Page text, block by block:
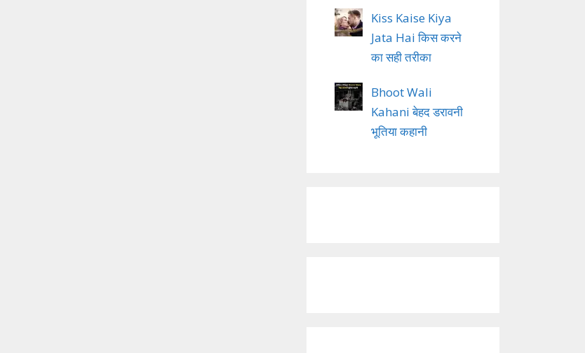
Kiss Kaise Kiya
Jata Hai किस करने
का सही तरीका
Bhoot Wali
Kahani बेहद डरावनी
भूतिया कहानी